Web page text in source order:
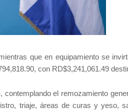
que en equipamiento se
con RD$3,241,061.49
el remozamiento
triaje, áreas de curas y yeso,